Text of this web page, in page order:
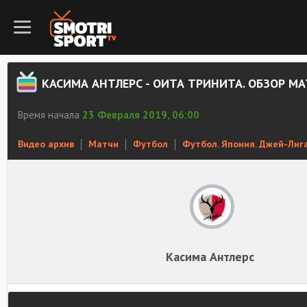
КАСИМА АНТЛЕРС - ОИТА ТРИНИТА. ОБЗОР
Время начала 23 Февраля 2019, 06:00
Видео архив Матчи Футбол Футбол. Япония. Джей-
Касима Антлерс